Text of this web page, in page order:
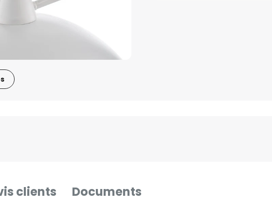
clients Documents